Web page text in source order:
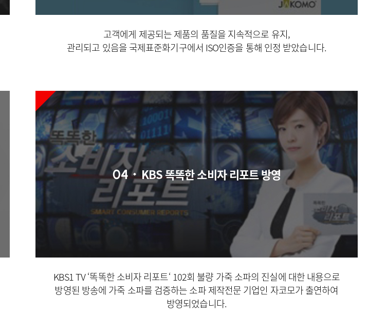
고객에게 제공되는 제품의 품질을 지속적으로 유지,
관리되고 있음을 국제표준화기구에서 ISO인증을 통해 인정 받았습니다.
04 KBS 똑똑한 소비자 리포트 방영
KBS1 TV ‘똑똑한 소비자 리포트‘ 102회 불량 가죽 소파의 진실에 대한 내용으로
방영된 방송에 가죽 소파를 검증하는소파 제작전문 기업인 자코모가 출연하여
방영되었습니다.